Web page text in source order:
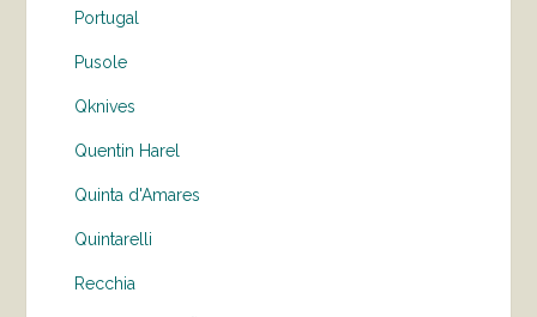
Portugal
Pusole
Qknives
Quentin Harel
Quinta d'Amares
Quintarelli
Recchia